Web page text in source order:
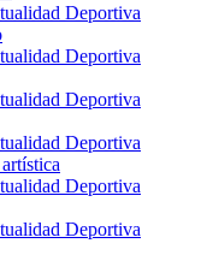
Deportiva
Deportiva
Deportiva
Deportiva
Deportiva
Deportiva